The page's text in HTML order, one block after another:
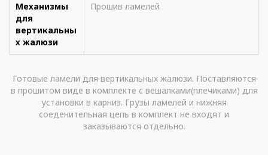
Механизмы
для
вертикальны
х жалюзи
Прошив ламелей
Готовые ламели для вертикальных жалюзи. Поставляются
в прошитом виде в комплекте с вешалками(плечиками) для
установки в карниз. Грузы ламелей и нижняя
соеденительная цепь в комплект не входят и
заказываются отдельно.